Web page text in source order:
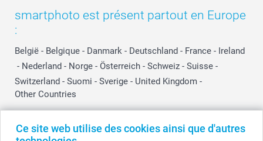
Ce site web utilise des cookies ainsi que d'autres
smartphoto est présent partout en Europe
:
België - Belgique - Danmark - Deutschland - France - Ireland
- Nederland - Norge - Österreich - Schweiz - Suisse -
Switzerland - Suomi - Sverige - United Kingdom -
Other Countries
Tous les prix sont en EURO (€), TVA incluse et hors frais de port.